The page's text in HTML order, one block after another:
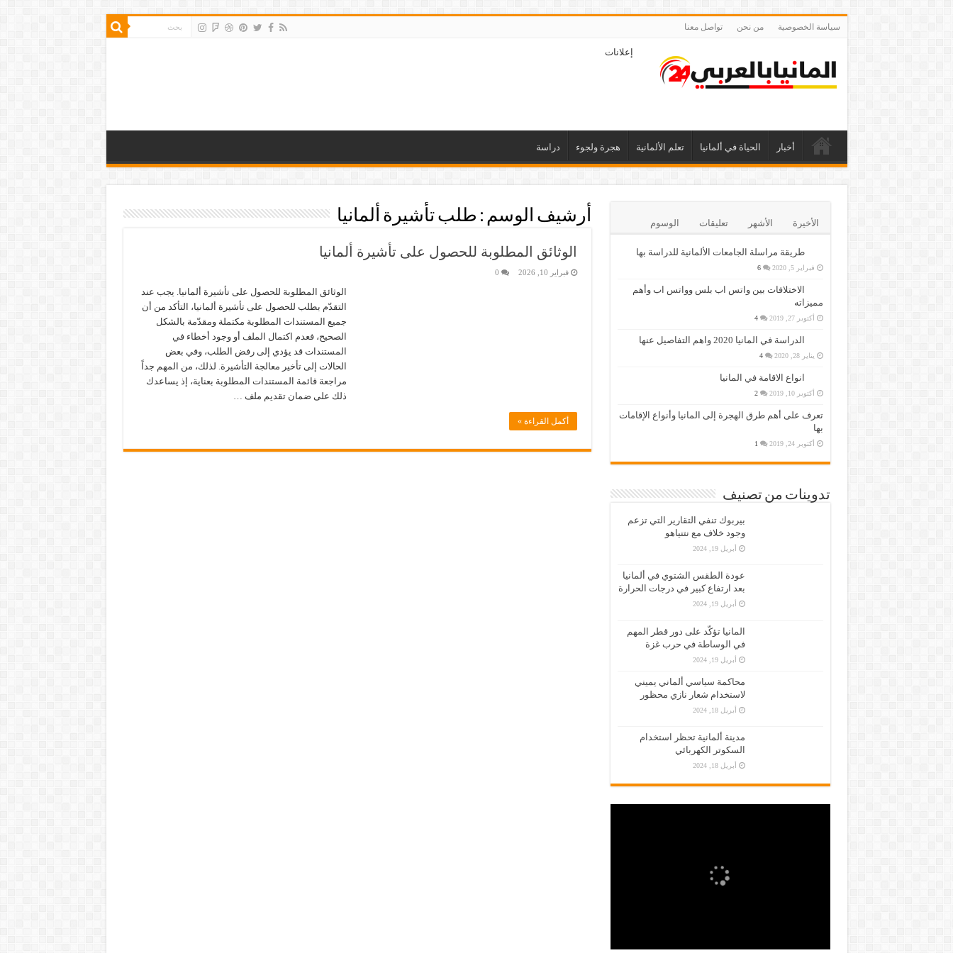
سياسة الخصوصية من نحن تواصل معنا
إعلانات
أخبار الحياة في ألمانيا تعلم الألمانية هجرة ولجوء دراسة
أرشيف الوسم : طلب تأشيرة ألمانيا
الوثائق المطلوبة للحصول على تأشيرة ألمانيا
فبراير 10, 2026 0
الوثائق المطلوبة للحصول على تأشيرة ألمانيا. يجب عند
التقدّم بطلب للحصول على تأشيرة ألمانيا، التأكد من أن
جميع المستندات المطلوبة مكتملة ومقدّمة بالشكل
الصحيح، فعدم اكتمال الملف أو وجود أخطاء في
المستندات قد يؤدي إلى رفض الطلب، وفي بعض
الحالات إلى تأخير معالجة التأشيرة. لذلك، من المهم جداً
مراجعة قائمة المستندات المطلوبة بعناية، إذ يساعدك
ذلك على ضمان تقديم ملف …
أكمل القراءة »
الأخيرة الأشهر تعليقات الوسوم
طريقة مراسلة الجامعات الألمانية للدراسة بها
فبراير 5, 2020 6
الاختلافات بين واتس اب بلس وواتس اب وأهم
مميزاته
أكتوبر 27, 2019 4
الدراسة في المانيا 2020 واهم التفاصيل عنها
يناير 28, 2020 4
انواع الاقامة في المانيا
أكتوبر 10, 2019 2
تعرف على أهم طرق الهجرة إلى المانيا وأنواع الإقامات
بها
أكتوبر 24, 2019 1
تدوينات من تصنيف
بيربوك تنفي التقارير التي تزعم
وجود خلاف مع نتنياهو
أبريل 19, 2024
عودة الطقس الشتوي في ألمانيا
بعد ارتفاع كبير في درجات الحرارة
أبريل 19, 2024
المانيا تؤكّد على دور قطر المهم
في الوساطة في حرب غزة
أبريل 19, 2024
محاكمة سياسي ألماني يميني
لاستخدام شعار نازي محظور
أبريل 18, 2024
مدينة ألمانية تحظر استخدام
السكوتر الكهربائي
أبريل 18, 2024